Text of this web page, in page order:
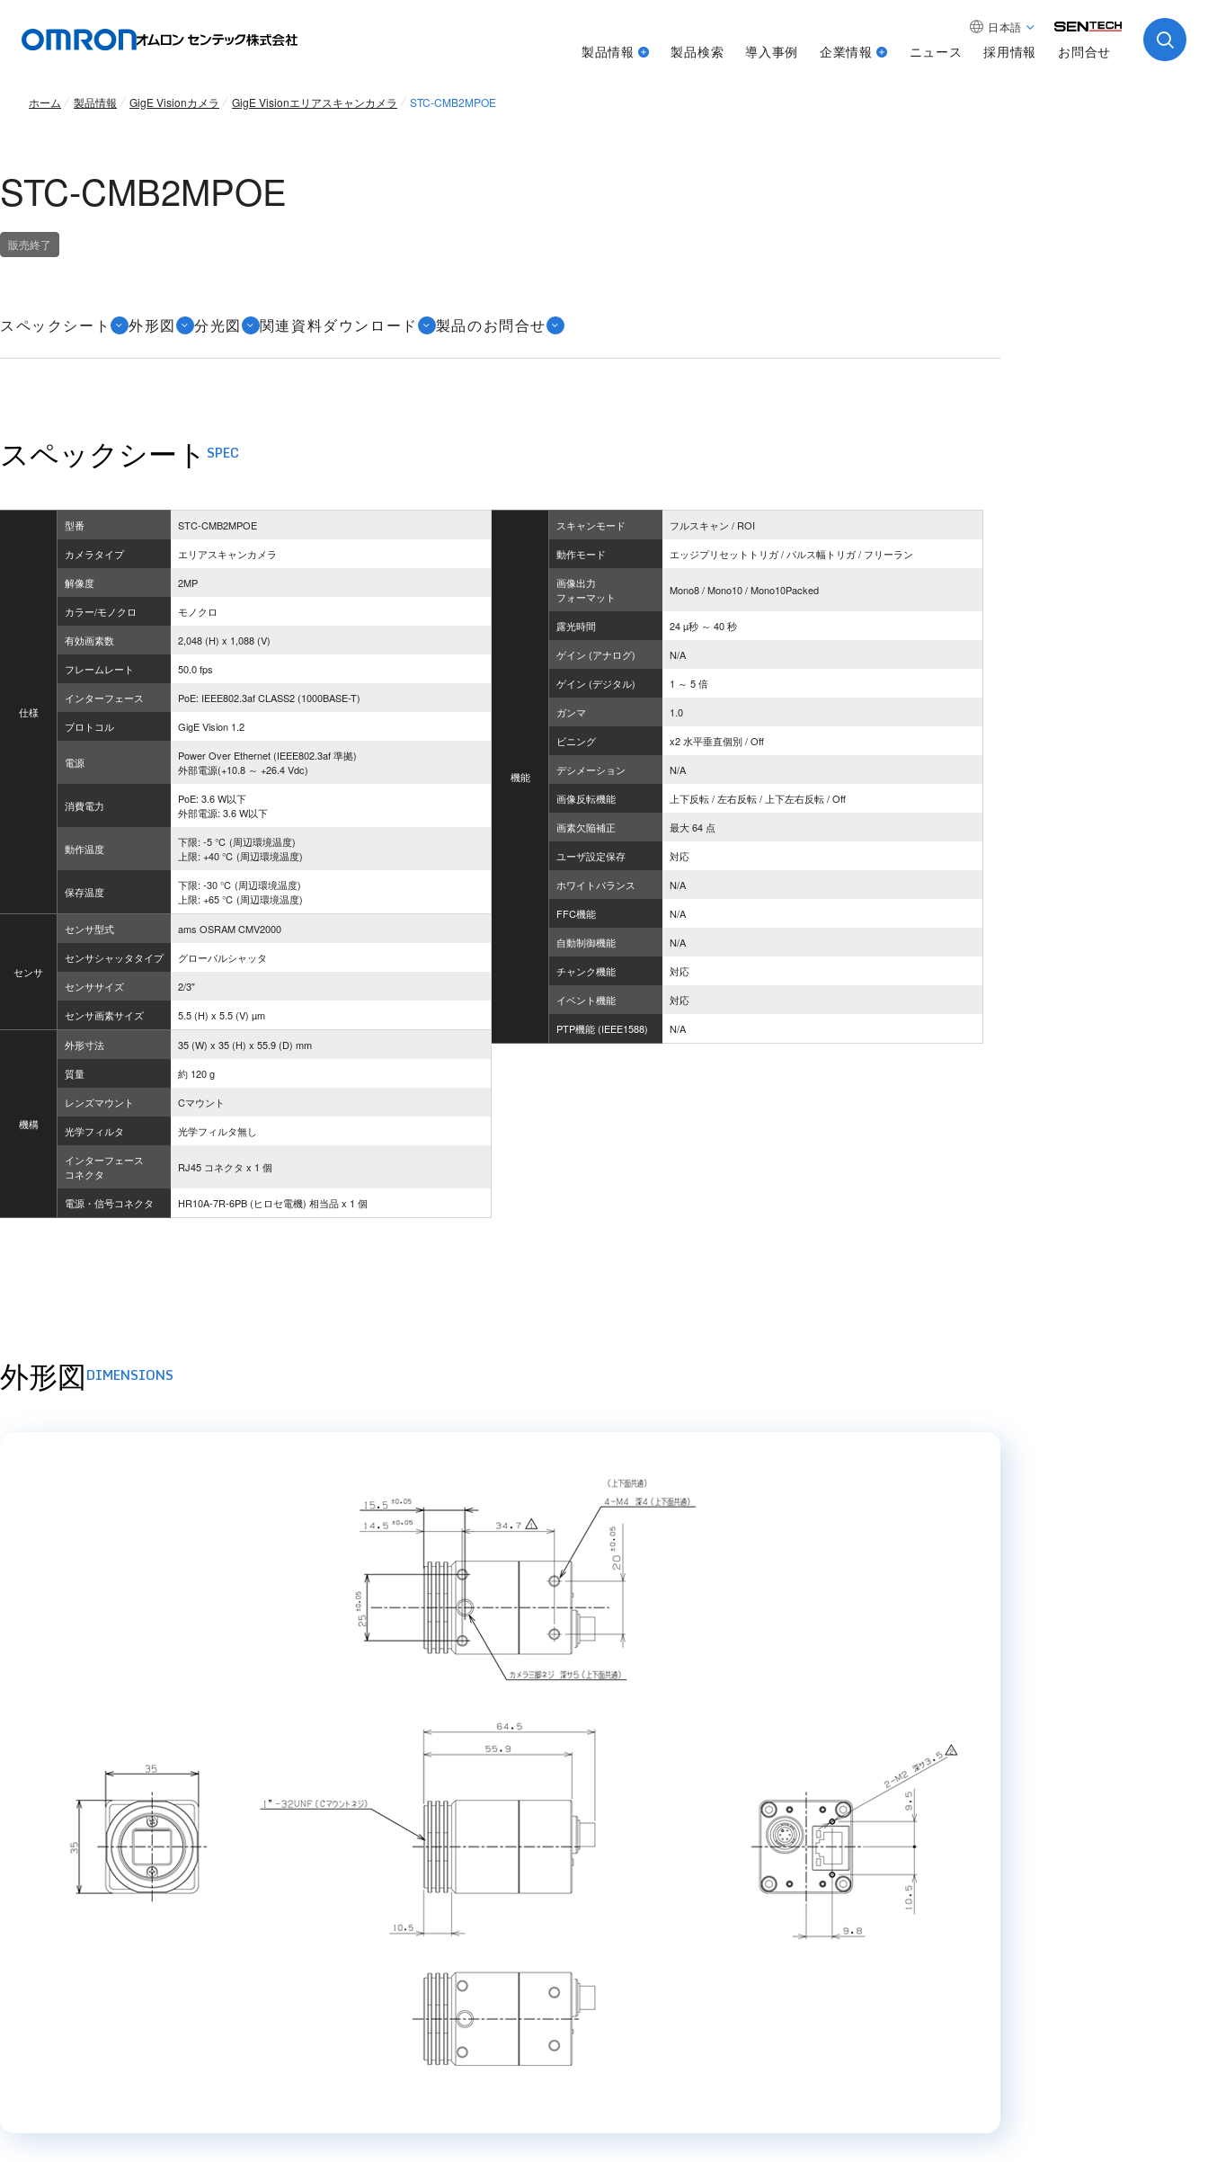
日本語
製品情報 製品検索 導入事例 企業情報 ニュース 採用情報 お問合せ
ホーム 製品情報 GigE Visionカメラ GigE Visionエリアスキャンカメラ STC-CMB2MPOE
STC-CMB2MPOE
販売終了
スペックシート 外形図 分光図 関連資料ダウンロード 製品のお問合せ
SPEC
スペックシート
仕様
型番
STC-CMB2MPOE
カメラタイプ
エリアスキャンカメラ
解像度
2MP
カラー/モノクロ
モノクロ
有効画素数
2,048 (H) x 1,088 (V)
フレームレート
50.0 fps
インターフェース
PoE: IEEE802.3af CLASS2 (1000BASE-T)
プロトコル
GigE Vision 1.2
電源
Power Over Ethernet (IEEE802.3af 準拠)
外部電源(+10.8 ～ +26.4 Vdc)
消費電力
PoE: 3.6 W以下
外部電源: 3.6 W以下
動作温度
下限: -5 ℃ (周辺環境温度)
上限: +40 ℃ (周辺環境温度)
保存温度
下限: -30 ℃ (周辺環境温度)
上限: +65 ℃ (周辺環境温度)
センサ
センサ型式
ams OSRAM CMV2000
センサシャッタタイプ
グローバルシャッタ
センササイズ
2/3"
センサ画素サイズ
5.5 (H) x 5.5 (V) µm
機構
外形寸法
35 (W) x 35 (H) x 55.9 (D) mm
質量
約 120 g
レンズマウント
Cマウント
光学フィルタ
光学フィルタ無し
インターフェース
コネクタ
RJ45 コネクタ x 1 個
電源・信号コネクタ HR10A-7R-6PB (ヒロセ電機) 相当品 x 1 個
機能
スキャンモード
フルスキャン / ROI
動作モード
エッジプリセットトリガ / パルス幅トリガ / フリーラン
画像出力
フォーマット
Mono8 / Mono10 / Mono10Packed
露光時間
24 µ秒 ～ 40 秒
ゲイン (アナログ)
N/A
ゲイン (デジタル)
1 ～ 5 倍
ガンマ
1.0
ビニング
x2 水平垂直個別 / Off
デシメーション
N/A
画像反転機能
上下反転 / 左右反転 / 上下左右反転 / Off
画素欠陥補正
最大 64 点
ユーザ設定保存
対応
ホワイトバランス
N/A
FFC機能
N/A
自動制御機能
N/A
チャンク機能
対応
イベント機能
対応
PTP機能 (IEEE1588)
N/A
DIMENSIONS
外形図